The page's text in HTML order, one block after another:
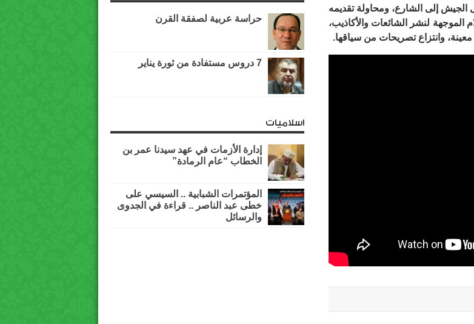
الجيش إلى الشارع، ومحاولة تقديمه
لنشر الشائعات والأكاذيب،
وانتزاع تصريحات من سياقها.
حراسة عربية لصفقة القرن
7 دروس مستفادة من ثورة يناير
اسلاميات
إدارة الأزمات في عهد سيدنا عمر بن
الخطاب “عام الرمادة”
المؤتمرات الشبابية .. السيسي على
خطى عبد الناصر .. قراءة في الجدوى
والرسائل